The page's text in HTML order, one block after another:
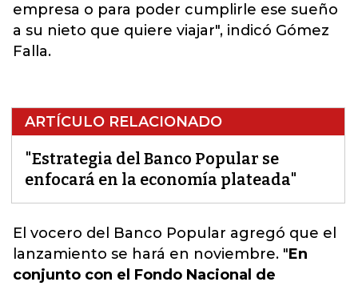
empresa o para poder cumplirle ese sueño
a su nieto que quiere viajar", indicó Gómez
Falla.
ARTÍCULO RELACIONADO
"Estrategia del Banco Popular se
enfocará en la economía plateada"
El vocero del Banco Popular agregó que el
lanzamiento se hará en noviembre. "En
conjunto con el Fondo Nacional de